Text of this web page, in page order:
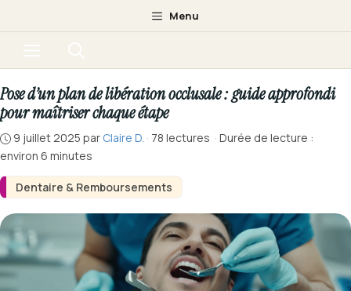
au
Menu
Dentaire & Remboursements
Pose d’un plan de libération occlusale : guide approfondi
pour maîtriser chaque étape
9 juillet 2025 par Claire D. · 78 lectures · Durée de lecture :
environ 6 minutes